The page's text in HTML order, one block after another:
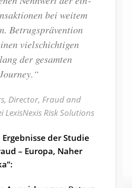
bei wei­tem
Be­trugs­prä­ven­ti­on
viel­schich­ti­gen
der ge­sam­ten
Director, Fraud and
LexisNexis Risk Solutions
der Studie
– Europa, Naher